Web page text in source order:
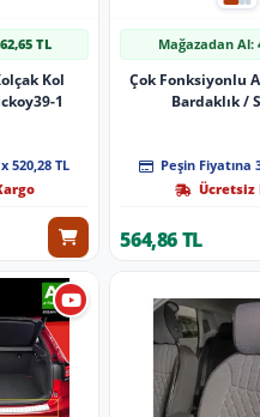
TL
Kol
1
520,28 TL
Mağazadan Al:
Çok Fonksiyonlu
Bardaklık /
Peşin Fiyatına
Ücretsiz
564,86 TL